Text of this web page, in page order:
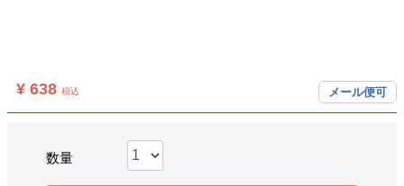
¥ 638 税込 メール便可
数量